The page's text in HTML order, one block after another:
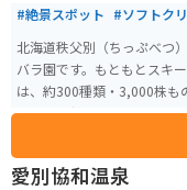
#絶景スポット #ソフトク
北海道秩父別（ちっぷべつ
バラ園です。もともとスキ
は、約300種類・3,000株も
な香りに包まれます。 斜面を利用した広大な園内には、ギリシャ語で「美し
い」を意味する「カロスの
花々と、のどかな秩父別の
開放感に溢れています。 散策のお供に欠かせないのが、売店「バラの城ふろ
愛別協和温泉